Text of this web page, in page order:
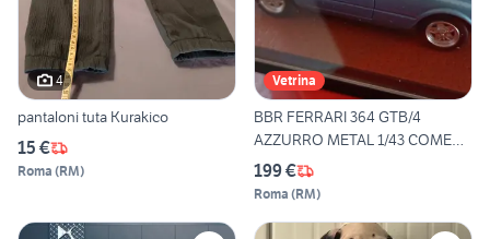
4
pantaloni tuta Kurakico
15 €
Roma (RM)
Vetrina
BBR FERRARI 364 GTB/4
AZZURRO METAL 1/43 COME
NUOV
199 €
Roma (RM)